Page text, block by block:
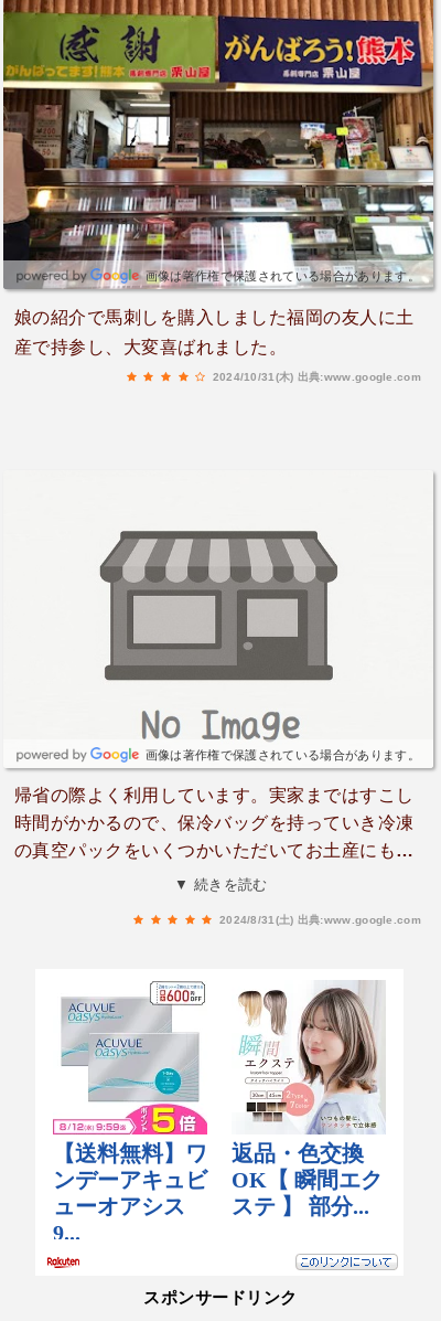
画像は著作権で保護されている場合があります。
娘の紹介で馬刺しを購入しました福岡の友人に土
産で持参し、大変喜ばれました。
2024/10/31(木) 出典:www.google.com
画像は著作権で保護されている場合があります。
帰省の際よく利用しています。実家まではすこし
時間がかかるので、保冷バッグを持っていき冷凍
の真空パックをいくつかいただいてお土産にもっ
ていきます。値段もお手頃だし、解凍後も冷凍し
始やお盆は、立ち寄ろうと思っています。
▼ 続きを読む
2024/8/31(土) 出典:www.google.com
スポンサードリンク